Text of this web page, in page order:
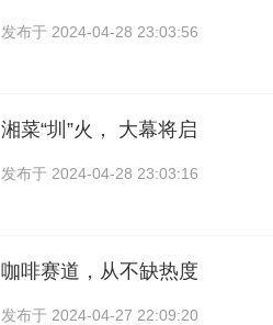
发布于 2024-04-28 23:03:56
湘菜“圳”火， 大幕将启
发布于 2024-04-28 23:03:16
咖啡赛道，从不缺热度
发布于 2024-04-27 22:09:20